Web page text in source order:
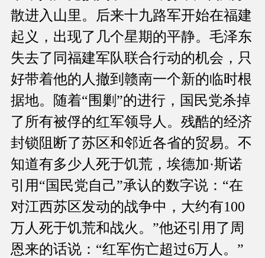
散进入山里。后来十九路军开始在福建
起义，出现了几个星期的平静。毛泽东
失去了同福建军队联合行动的机会，只
好带着他的人撤到赣南一个新的临时根
据地。随着“围剿”的进行，国民党杀掉
了所有被俘的红军领导人。残酷的经济
封锁阻断了苏区和邻近各省的贸易。不
知道有多少人死于饥荒，埃德加·斯诺
引用“国民党自己”承认的数字说：“在
对江西苏区发动的战争中，大约有100
万人死于饥荒和战火。”他还引用了周
恩来的话说：“红军伤亡超过6万人。”